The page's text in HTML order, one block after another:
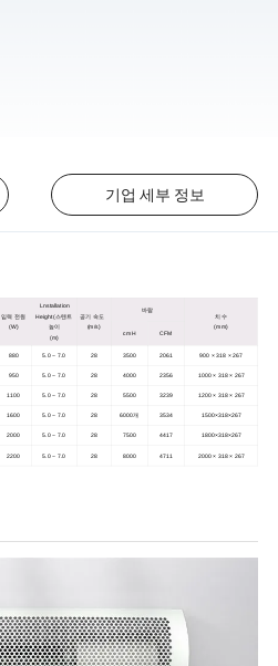
기업 세부 정보
입력 전원
(W)
Lnstallation
Height(스텐트
높이
(m)
공기 속도
(m/s)
바람
치수
(mm)
cmH
CFM
880 5.0 ~ 7.0 28 3500 2061 900 × 318 × 267
950 5.0 ~ 7.0 28 4000 2356 1000 × 318 × 267
1100 5.0 ~ 7.0 28 5500 3239 1200 × 318 × 267
1600 5.0 ~ 7.0 28 6000개 3534 1500×318×267
2000 5.0 ~ 7.0 28 7500 4417 1800×318×267
2200 5.0 ~ 7.0 28 8000 4711 2000 × 318 × 267